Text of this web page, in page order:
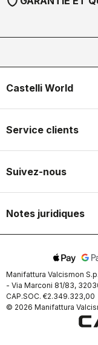
Castelli World
Service clients
Suivez-nous
Notes juridiques
Manifattura Valcismon
- Via Marconi 81/83,
CAP.SOC. €2.349.323,00
© 2026 Manifattura